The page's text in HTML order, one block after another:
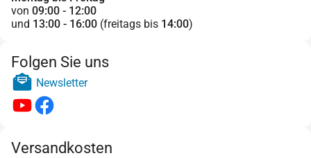
von 09:00 - 12:00
und 13:00 - 16:00 (freitags bis 14:00)
Folgen Sie uns
Newsletter
Versandkosten